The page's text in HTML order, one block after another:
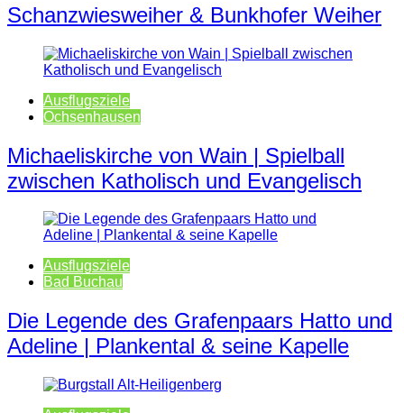
Schanzwiesweiher & Bunkhofer Weiher
Ausflugsziele
Ochsenhausen
Michaeliskirche von Wain | Spielball
zwischen Katholisch und Evangelisch
Ausflugsziele
Bad Buchau
Die Legende des Grafenpaars Hatto und
Adeline | Plankental & seine Kapelle